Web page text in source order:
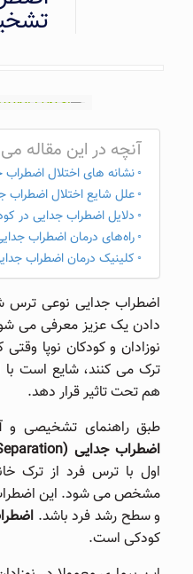
آنچه در این مقاله
نشانه ‌های اختلال
علل شایع اختلال اضطراب
دلایل اضطراب جدایی در
راه‌های درمان اضطراب
کلینیک درمان اضطراب
اضطراب جدایی نوعی ترس
دادن یک عزیز معرفی می‌
نوزادان و کودکان نوپا وقتی
ترک می ‌کنند، شایع است با
هم تحت تاثیر قرار دهد.
طبق راهنمای تشخیصی و
اضطراب جدایی (disorder anxiety Separation)
اول با ترس فرد از ترک
مشخص می شود. این اضطراب
و سطح رشد فرد باشد.
کودکی است.